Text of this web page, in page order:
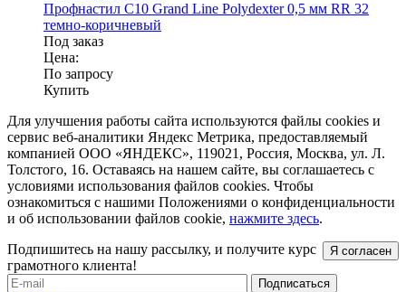
Профнастил С10 Grand Line Polydexter 0,5 мм RR 32
темно-коричневый
Под заказ
Цена:
По запросу
Купить
Для улучшения работы сайта используются файлы cookies и
сервис веб-аналитики Яндекс Метрика, предоставляемый
компанией ООО «ЯНДЕКС», 119021, Россия, Москва, ул. Л.
Толстого, 16. Оставаясь на нашем сайте, вы соглашаетесь с
условиями использования файлов cookies. Чтобы
ознакомиться с нашими Положениями о конфиденциальности
и об использовании файлов cookie, нажмите здесь.
Я согласен
Подпишитесь на нашу рассылку, и получите курс
грамотного клиента!